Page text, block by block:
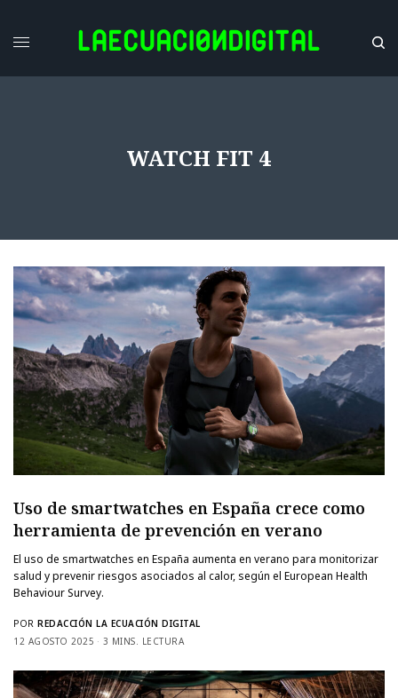
WATCH FIT 4
Uso de smartwatches en España crece como
herramienta de prevención en verano
El uso de smartwatches en España aumenta en verano para monitorizar
salud y prevenir riesgos asociados al calor, según el European Health
Behaviour Survey.
POR REDACCIÓN LA ECUACIÓN DIGITAL
12 AGOSTO 2025
3 MINS. LECTURA